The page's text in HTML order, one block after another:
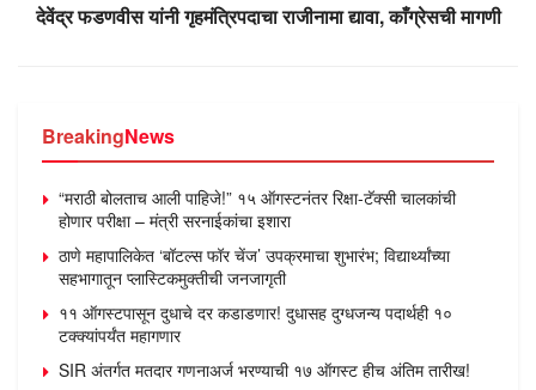
देवेंद्र फडणवीस यांनी गृहमंत्रिपदाचा राजीनामा द्यावा, काँग्रेसची मागणी
BreakingNews
“मराठी बोलताच आली पाहिजे!” १५ ऑगस्टनंतर रिक्षा-टॅक्सी चालकांची
होणार परीक्षा – मंत्री सरनाईकांचा इशारा
ठाणे महापालिकेत ‘बॉटल्स फॉर चेंज’ उपक्रमाचा शुभारंभ; विद्यार्थ्यांच्या
सहभागातून प्लास्टिकमुक्तीची जनजागृती
११ ऑगस्टपासून दुधाचे दर कडाडणार! दुधासह दुग्धजन्य पदार्थही १०
टक्क्यांपर्यंत महागणार
SIR अंतर्गत मतदार गणनाअर्ज भरण्याची १७ ऑगस्ट हीच अंतिम तारीख!